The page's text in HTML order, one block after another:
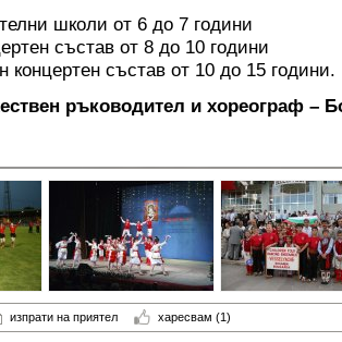
школи от 6 до 7 години
състав от 8 до 10 години
концертен състав от 10 до 15 години.
ръководител и хореограф –
изпрати на приятел харесвам (1)